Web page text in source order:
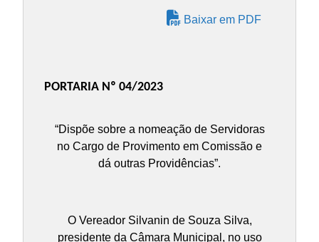
Baixar em PDF
PORTARIA Nº 04/2023
“Dispõe sobre a nomeação de Servidoras
no Cargo de Provimento em Comissão e
dá outras Providências”.
O Vereador Silvanin de Souza Silva,
presidente da Câmara Municipal, no uso